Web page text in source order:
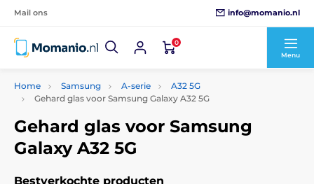
Mail ons info@momanio.nl
0
Menu
Home Samsung A-serie
A32 5G
Gehard glas voor Samsung Galaxy A32 5G
Gehard glas voor Samsung
Galaxy A32 5G
Bestverkochte producten